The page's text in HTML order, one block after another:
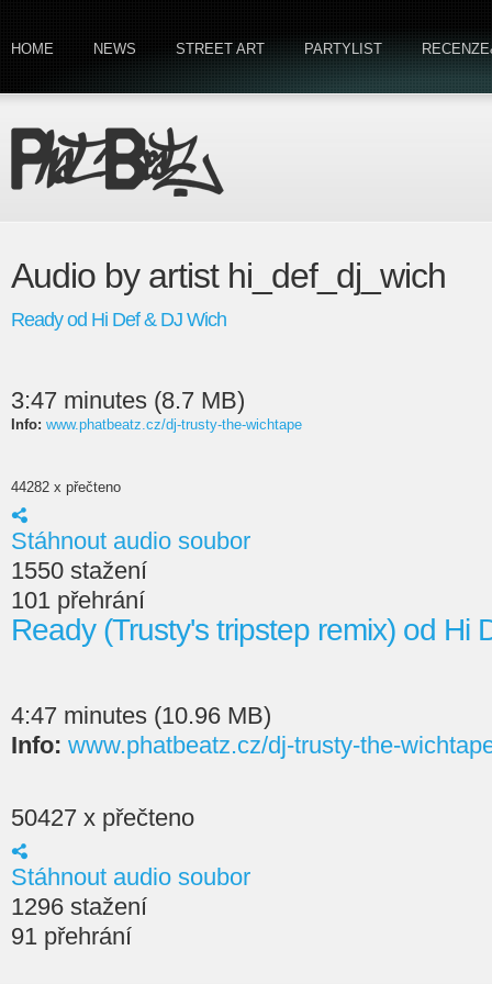
HOME NEWS STREET ART PARTYLIST
Audio by artist hi_def_dj_wich
Ready od Hi Def & DJ Wich
3:47 minutes (8.7 MB)
Info: www.phatbeatz.cz/dj-trusty-the-wichtape
44282 x přečteno
Stáhnout audio soubor
1550 stažení
101 přehrání
Ready (Trusty's tripstep remix) od Hi
4:47 minutes (10.96 MB)
Info: www.phatbeatz.cz/dj-trusty-the-
50427 x přečteno
Stáhnout audio soubor
1296 stažení
91 přehrání